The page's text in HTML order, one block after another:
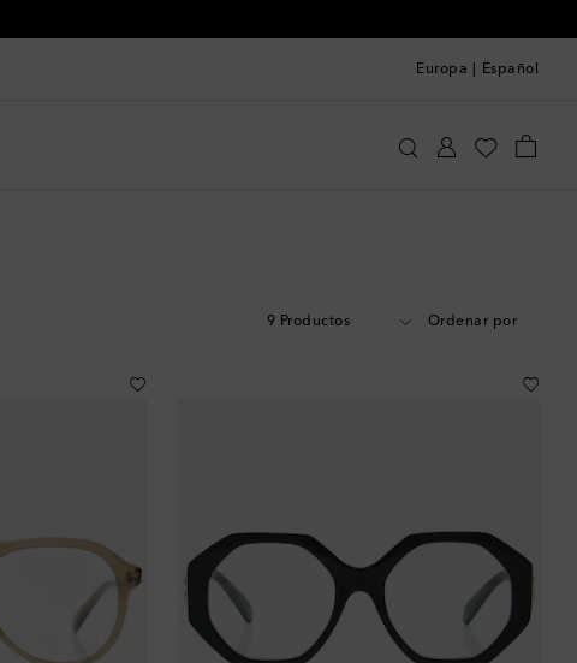
Europa Español
9 Productos Ordenar por